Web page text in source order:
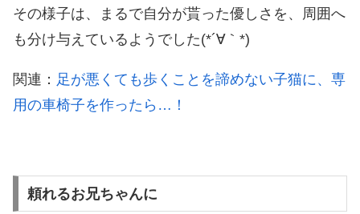
その様子は、まるで自分が貰った優しさを、周囲へ
も分け与えているようでした(*´∀｀*)
関連： 足が悪くても歩くことを諦めない子猫に、専
用の車椅子を作ったら…！
頼れるお兄ちゃんに